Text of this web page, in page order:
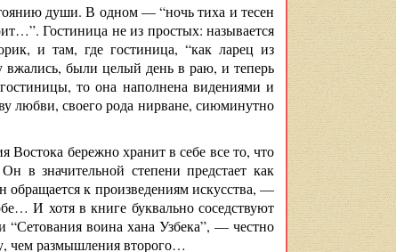
души. В одном — “ночь тиха и тесен
Гостиница не из простых: называется
и там, где гостиница, “как ларец из
вжались, были целый день в раю, и теперь
то она наполнена видениями и
любви, своего рода нирване, сиюминутно
бережно хранит в себе все то, что
в значительной степени предстает как
к произведениям искусства, —
И хотя в книге буквально соседствуют
“Сетования воина хана Узбека”, — честно
чем размышления второго…